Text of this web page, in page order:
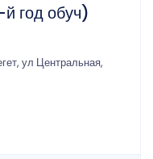
год обуч)
ул Центральная,